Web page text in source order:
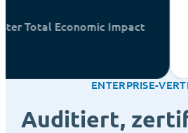
Economic Impact
ENTERPRISE-
Auditiert,